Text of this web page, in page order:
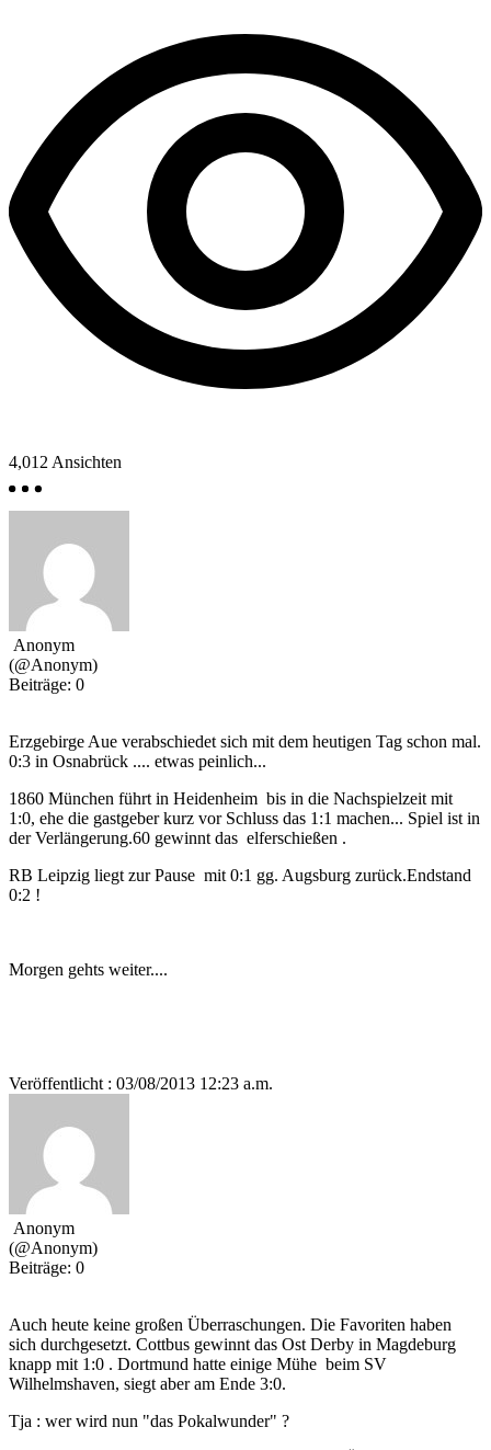
4,012 Ansichten
Anonym
(@Anonym)
Beiträge: 0
Erzgebirge Aue verabschiedet sich mit dem heutigen Tag schon mal.
0:3 in Osnabrück .... etwas peinlich...
1860 München führt in Heidenheim bis in die Nachspielzeit mit
1:0, ehe die gastgeber kurz vor Schluss das 1:1 machen... Spiel ist in
der Verlängerung.60 gewinnt das elferschießen .
RB Leipzig liegt zur Pause mit 0:1 gg. Augsburg zurück.Endstand
0:2 !
Morgen gehts weiter....
Veröffentlicht : 03/08/2013 12:23 a.m.
Anonym
(@Anonym)
Beiträge: 0
Auch heute keine großen Überraschungen. Die Favoriten haben
sich durchgesetzt. Cottbus gewinnt das Ost Derby in Magdeburg
knapp mit 1:0 . Dortmund hatte einige Mühe beim SV
Wilhelmshaven, siegt aber am Ende 3:0.
Tja : wer wird nun "das Pokalwunder" ?